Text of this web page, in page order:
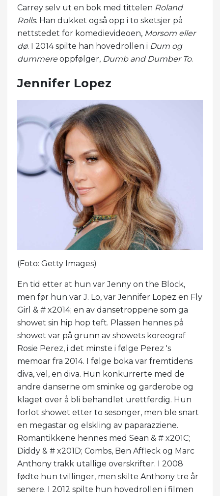
Carrey selv ut en bok med tittelen Roland
Rolls. Han dukket også opp i to sketsjer på
nettstedet for komedievideoen, Morsom eller
dø. I 2014 spilte han hovedrollen i Dum og
dummereoppfølger, Dumb and Dumber To.
Jennifer Lopez
(Foto: Getty Images)
En tid etter at hun var Jenny on the Block,
men før hun var J. Lo, var Jennifer Lopez en Fly
Girl & # x2014; en av dansetroppene som ga
showet sin hip hop teft. Plassen hennes på
showet var på grunn av showets koreograf
Rosie Perez, i det minste i følge Perez 's
memoar fra 2014. I følge boka var fremtidens
diva, vel, en diva. Hun konkurrerte med de
andre danserne om sminke og garderobe og
klaget over å bli behandlet urettferdig. Hun
forlot showet etter to sesonger, men ble snart
en megastar og elskling av paparazziene.
Romantikkene hennes med Sean & # x201C;
Diddy & # x201D; Combs, Ben Affleck og Marc
Anthony trakk utallige overskrifter. I 2008
fødte hun tvillinger, men skilte Anthony tre år
senere. I 2012 spilte hun hovedrollen i filmen